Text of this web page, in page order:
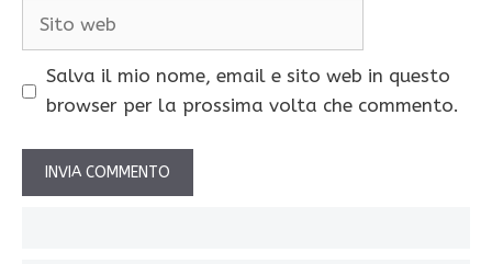
Sito
Salva il mio nome, email e sito web in questo
browser per la prossima volta che commento.